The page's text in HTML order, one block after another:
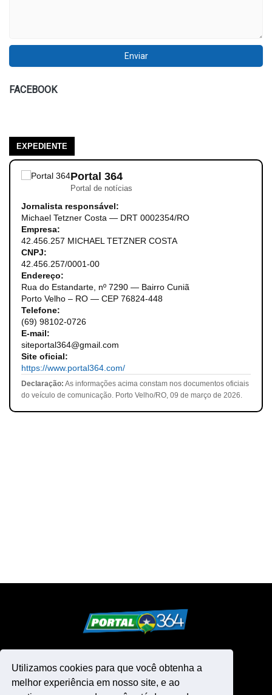
Utilizamos cookies para que você obtenha a
melhor experiência em nosso site, e ao
FACEBOOK
EXPEDIENTE
Portal 364
Portal de notícias
Jornalista responsável:
Michael Tetzner Costa — DRT 0002354/RO
Empresa:
42.456.257 MICHAEL TETZNER COSTA
CNPJ:
42.456.257/0001-00
Endereço:
Rua do Estandarte, nº 7290 — Bairro Cuniã
Porto Velho – RO — CEP 76824-448
Telefone:
(69) 98102-0726
E-mail:
siteportal364@gmail.com
Site oficial:
https://www.portal364.com/
Declaração: As informações acima constam nos documentos oficiais
do veículo de comunicação. Porto Velho/RO, 09 de março de 2026.